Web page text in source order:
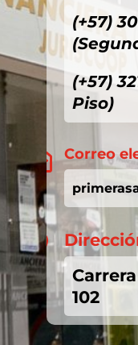
(+57)
(+57)
Piso)
 Correo

Carrera
102